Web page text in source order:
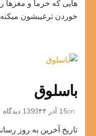
هایی که خرما و مغزها
خوردن ترغیبشون
باسلوق
on15 آذر 1393 ۴۴ دیدگاه